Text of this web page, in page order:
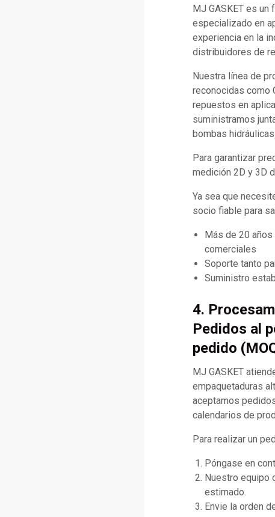
MJ GASKET es
especializado en
experiencia en la
distribuidores de
Nuestra línea de
reconocidas como
repuestos en
suministramos
bombas
Para garantizar
medición 2D y 3D
Ya sea que
socio fiable para
Más de 20
comerciales
Soporte tanto
Suministro
4.
Pedidos al
pedido
MJ GASKET
empaquetaduras
aceptamos
calendarios de
Para realizar un
Póngase en
Nuestro equipo
estimado.
Envie la orden